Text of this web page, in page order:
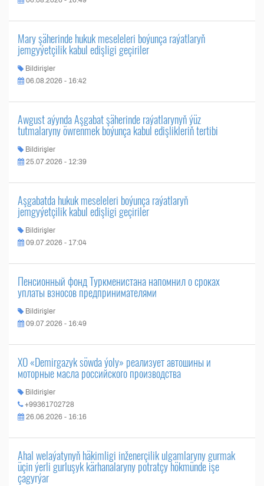
Mary şäherinde hukuk meseleleri boýunça raýatlaryň
jemgyýetçilik kabul edişligi geçiriler
Bildirişler
06.08.2026 - 16:42
Awgust aýynda Aşgabat şäherinde raýatlarynyň ýüz
tutmalaryny öwrenmek boýunça kabul edişlikleriň tertibi
Bildirişler
25.07.2026 - 12:39
Aşgabatda hukuk meseleleri boýunça raýatlaryň
jemgyýetçilik kabul edişligi geçiriler
Bildirişler
09.07.2026 - 17:04
Пенсионный фонд Туркменистана напомнил о сроках
уплаты взносов предпринимателями
Bildirişler
09.07.2026 - 16:49
ХО «Demirgazyk söwda ýoly» реализует автошины и
моторные масла российского производства
Bildirişler
+99361702728
26.06.2026 - 16:16
Ahal welaýatynyň häkimligi inženerçilik ulgamlaryny gurmak
üçin ýerli gurluşyk kärhanalaryny potratçy hökmünde işe
çagyrýar